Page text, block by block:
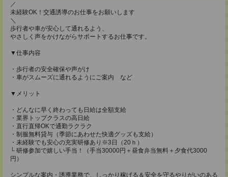
／
未経験OK！交通誘導のお仕事をお願いします
＼
歩行者や車が安心して通れるよう、
やさしく声をかけながらサポートするお仕事です。
▼仕事内容
・歩行者の安全確保や声がけ
・車がスムーズに通れるようにご案内 など
▼メリット
・どんなに早く終わっても日給は全額支給
・業界トップクラスの高日給
・直行直帰OKで通勤ラクラク
・制服無料貸与（季節にあわせた快適グッズも支給）
・未経験でも安心の充実研修あり※3日（20ｈ）
└ 研修参加で嬉しい手当！（手当30000円＋昼食弁当無料＋夕食代3000
円）
シンプルな案内・誘導業務で、しっかり稼げる＆安全を守るやりがいのある